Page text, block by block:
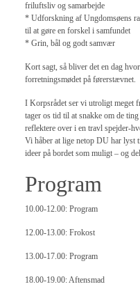
friluftsliv og samarbejde
* Udforskning af Ungdomsøens
til at gøre en forskel i samfundet
* Grin, bål og godt samvær
Kort sagt, så bliver det en dag
forretningsmødet på førerstævnet.
I Korpsrådet ser vi utroligt meget
tager os tid til at snakke om de
reflektere over i en travl spejder-
Vi håber at lige netop DU har lyst
ideer på bordet som muligt – og
Program
10.00-12.00: Program
12.00-13.00: Frokost
13.00-17.00: Program
18.00-19.00: Aftensmad